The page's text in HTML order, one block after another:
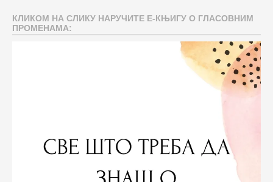
КЛИКОМ НА СЛИКУ НАРУЧИТЕ Е-КЊИГУ О ГЛАСОВНИМ
ПРОМЕНАМА: